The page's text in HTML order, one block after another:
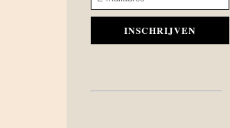
INSCHRIJVEN